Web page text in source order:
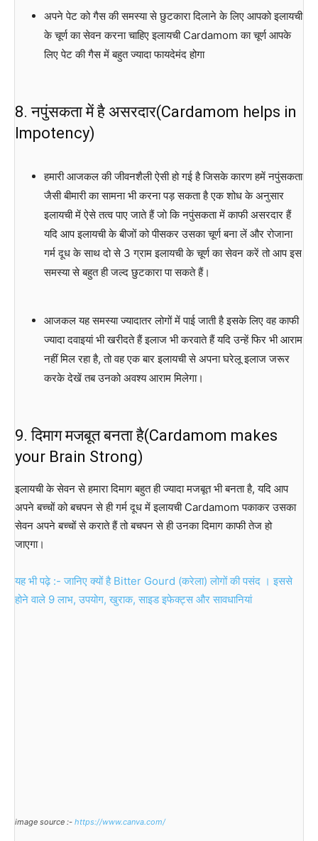
अपने पेट को गैस की समस्या से छुटकारा दिलाने के लिए आपको इलायची
के चूर्ण का सेवन करना चाहिए इलायची Cardamom का चूर्ण आपके
लिए पेट की गैस में बहुत ज्यादा फायदेमंद होगा
8. नपुंसकता में है असरदार(Cardamom helps in
Impotency)
हमारी आजकल की जीवनशैली ऐसी हो गई है जिसके कारण हमें नपुंसकता
जैसी बीमारी का सामना भी करना पड़ सकता है एक शोध के अनुसार
इलायची में ऐसे तत्व पाए जाते हैं जो कि नपुंसकता में काफी असरदार हैं
यदि आप इलायची के बीजों को पीसकर उसका चूर्ण बना लें और रोजाना
गर्म दूध के साथ दो से 3 ग्राम इलायची के चूर्ण का सेवन करें तो आप इस
समस्या से बहुत ही जल्द छुटकारा पा सकते हैं।
आजकल यह समस्या ज्यादातर लोगों में पाई जाती है इसके लिए वह काफी
ज्यादा दवाइयां भी खरीदते हैं इलाज भी करवाते हैं यदि उन्हें फिर भी आराम
नहीं मिल रहा है, तो वह एक बार इलायची से अपना घरेलू इलाज जरूर
करके देखें तब उनको अवश्य आराम मिलेगा।
9. दिमाग मजबूत बनता है(Cardamom makes
your Brain Strong)
इलायची के सेवन से हमारा दिमाग बहुत ही ज्यादा मजबूत भी बनता है, यदि आप
अपने बच्चों को बचपन से ही गर्म दूध में इलायची Cardamom पकाकर उसका
सेवन अपने बच्चों से कराते हैं तो बचपन से ही उनका दिमाग काफी तेज हो
जाएगा।
यह भी पढ़े :- जानिए क्यों है Bitter Gourd (करेला) लोगों की पसंद । इससे
होने वाले 9 लाभ, उपयोग, खुराक, साइड इफेक्ट्स और सावधानियां
image source :- https://www.canva.com/